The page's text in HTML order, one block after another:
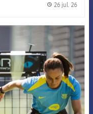
26 jul. 26